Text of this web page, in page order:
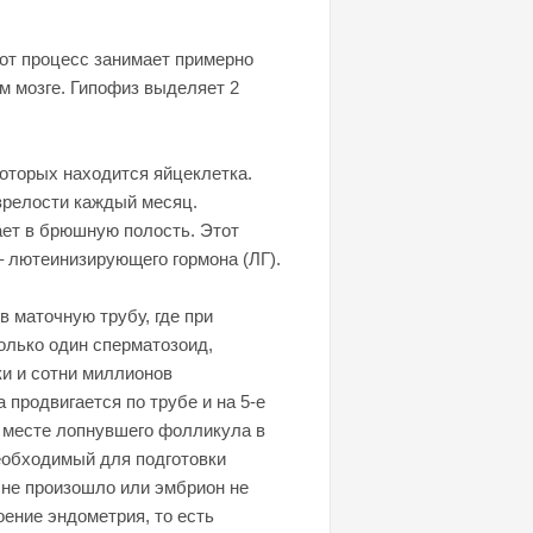
процесс занимает примерно
мозге. Гипофиз выделяет 2
находится яйцеклетка.
каждый месяц.
в брюшную полость. Этот
лютеинизирующего гормона (ЛГ).
маточную трубу, где при
один сперматозоид,
и сотни миллионов
по трубе и на 5-е
месте лопнувшего фолликула в
для подготовки
произошло или эмбрион не
эндометрия, то есть